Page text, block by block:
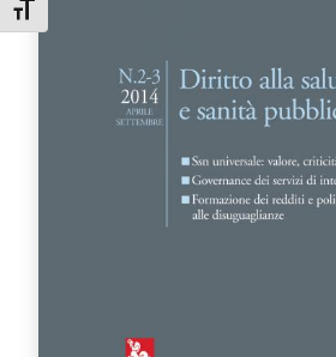
Attiva/disattiva dimensione testo